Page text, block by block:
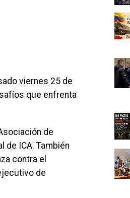
viernes 25 de
que enfrenta
de
de ICA. También
contra el
de